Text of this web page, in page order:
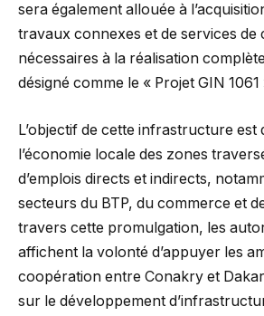
sera également allouée à
travaux connexes et de services de
nécessaires à la réalisation
désigné comme le « Projet GIN 1061
L’objectif de cette infrastructure est
l’économie locale des zones
d’emplois directs et indirects,
secteurs du BTP, du commerce et
travers cette promulgation, les
affichent la volonté d’appuyer les
coopération entre Conakry et
sur le développement